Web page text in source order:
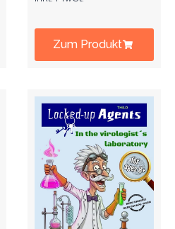
Zum Produkt